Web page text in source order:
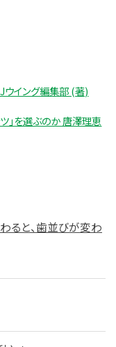
ウイング編集部 (著)
」を選ぶのか 唐澤理恵
ると、歯並びが変わ